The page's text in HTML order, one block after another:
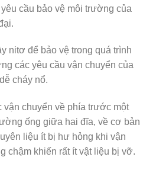
cầu bảo vệ môi trường của
nitơ để bảo vệ trong quá trình
các yêu cầu vận chuyển của
cháy nổ.
chuyển về phía trước một
ống giữa hai đĩa, về cơ bản
liệu ít bị hư hỏng khi vận
chậm khiến rất ít vật liệu bị vỡ.